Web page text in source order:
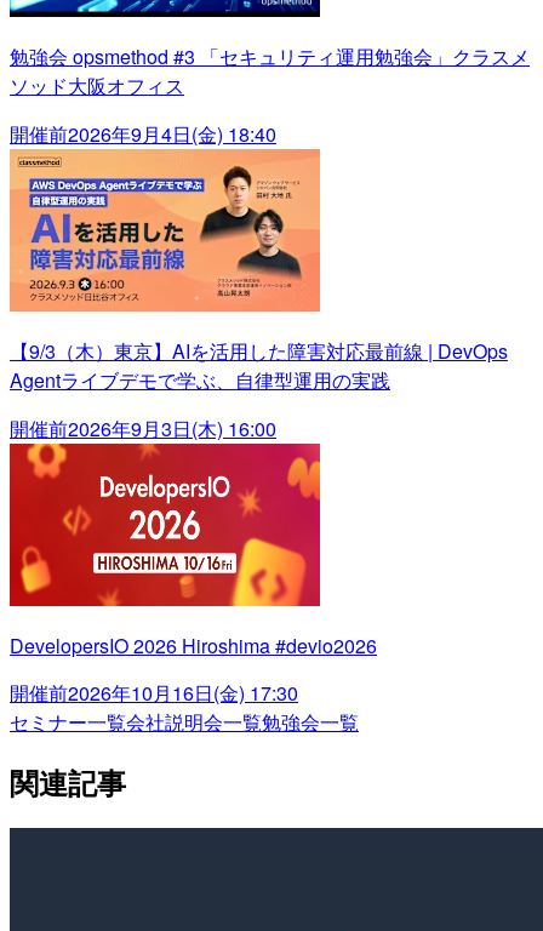
勉強会 opsmethod #3 「セキュリティ運用勉強会」クラスメ
ソッド大阪オフィス
開催前2026年9月4日(金) 18:40
【9/3（木）東京】AIを活用した障害対応最前線 | DevOps
Agentライブデモで学ぶ、自律型運用の実践
開催前2026年9月3日(木) 16:00
DevelopersIO 2026 Hiroshima #devio2026
開催前2026年10月16日(金) 17:30
セミナー一覧会社説明会一覧勉強会一覧
関連記事